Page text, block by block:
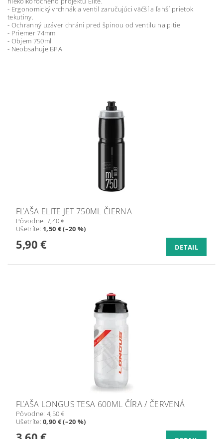
- Ergonomický vrchnák a ventil zaručujúci väčší a ľahší prietok
tekutiny.
- Ochranný uzáver chráni pred špinou od ventilu na pitie
- Priemer 74mm.
- Objem 750ml.
- Neobsahuje BPA.
FĽAŠA ELITE JET 750ML ČIERNA
Pôvodne: 7,40 €
Ušetríte: 1,50 € (–20 %)
5,90 € DETAIL
FĽAŠA LONGUS TESA 600ML ČÍRA / ČERVENÁ
Pôvodne: 4,50 €
Ušetríte:0,90 € (–20 %)